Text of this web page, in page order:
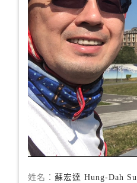
姓名：蘇宏達 Hung-Dah Su